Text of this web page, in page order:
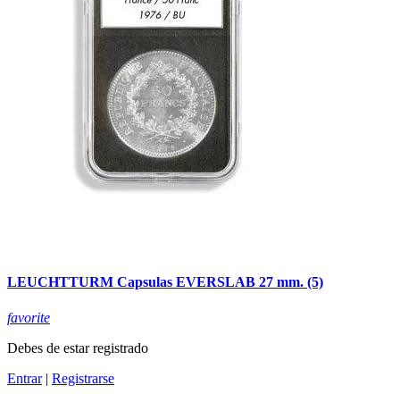
LEUCHTTURM Capsulas EVERSLAB 27 mm. (5)
favorite
Debes de estar registrado
Entrar| Registrarse